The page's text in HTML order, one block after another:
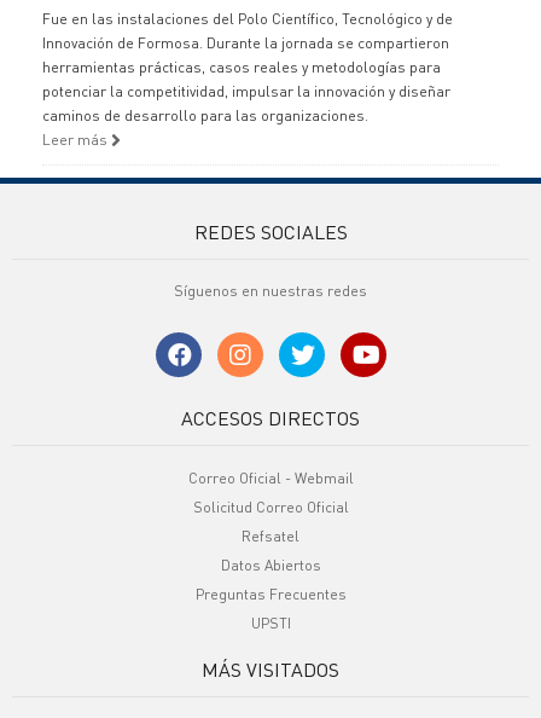
Fue en las instalaciones del Polo Científico, Tecnológico y de
Innovación de Formosa. Durante la jornada se compartieron
herramientas prácticas, casos reales y metodologías para
potenciar la competitividad, impulsar la innovación y diseñar
caminos de desarrollo para las organizaciones.
Leer más
REDES SOCIALES
Síguenos en nuestras redes
ACCESOS DIRECTOS
Correo Oficial - Webmail
Solicitud Correo Oficial
Refsatel
Datos Abiertos
Preguntas Frecuentes
UPSTI
MÁS VISITADOS